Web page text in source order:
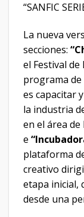
“SANFIC
La nueva
secciones: “
el Festival
programa
es capacitar
la industria
en el área de
e
plataforma
creativo
etapa inicial,
desde una